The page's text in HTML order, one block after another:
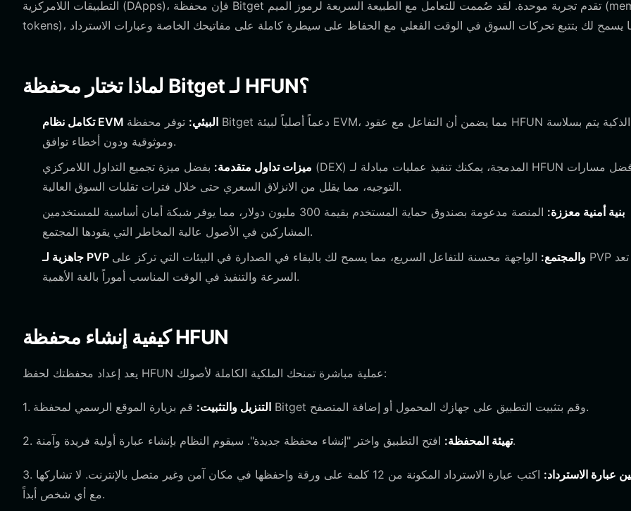
التطبيقات اللامركزية (DApps)، فإن محفظة Bitget تقدم تجربة موحدة. لقد صُممت للتعامل مع الطبيعة السريعة لرموز الميم (meme
لماذا تختار محفظة Bitget لـ HFUN؟
تكامل نظام EVM البيئي: توفر محفظة Bitget دعماً أصلياً لبيئة EVM، مما يضمن أن التفاعل مع عقود HFUN الذكية يتم بسلاسة
وموثوقية ودون أخطاء توافق.
ميزات تداول متقدمة: بفضل ميزة تجميع التداول اللامركزي (DEX) المدمجة، يمكنك تنفيذ عمليات مبادلة لـ HFUN بأفضل مسارات
التوجيه، مما يقلل من الانزلاق السعري حتى خلال فترات تقلبات السوق العالية.
بنية أمنية معززة:
المنصة مدعومة بصندوق حماية المستخدم بقيمة 300 مليون دولار، مما يوفر شبكة أمان أساسية للمستخدمين
المشاركين في الأصول عالية المخاطر التي يقودها المجتمع.
جاهزية لـ PVP والمجتمع: الواجهة محسنة للتفاعل السريع، مما يسمح لك بالبقاء في الصدارة في البيئات التي تركز على PVP حيث تعد
السرعة والتنفيذ في الوقت المناسب أموراً بالغة الأهمية.
كيفية إنشاء محفظة HFUN
يعد إعداد محفظتك لحفظ HFUN عملية مباشرة تمنحك الملكية الكاملة لأصولك:
1. التنزيل والتثبيت: قم بزيارة الموقع الرسمي لمحفظة Bitget وقم بتثبيت التطبيق على جهازك المحمول أو إضافة المتصفح.
2. تهيئة المحفظة:افتح التطبيق واختر "إنشاء محفظة جديدة". سيقوم النظام بإنشاء عبارة أولية فريدة وآمنة.
3. عبارة الاسترداد:
اكتب عبارة الاسترداد المكونة من 12 كلمة على ورقة واحفظها في مكان آمن وغير متصل بالإنترنت. لا تشاركها
مع أي شخص أبداً.